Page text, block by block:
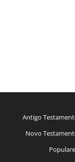
Antigo
Novo